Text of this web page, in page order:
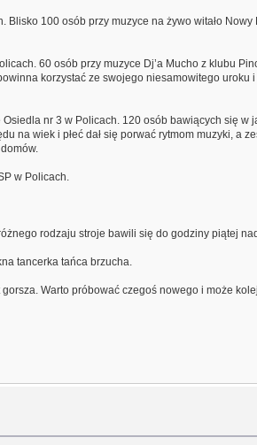
100 osób przy muzyce na żywo witało
60 osób przy muzyce Dj’a Mucho z klubu
korzystać ze swojego niesamowitego
nr 3 w Policach. 120 osób bawiących się w
wiek i płeć dał się porwać rytmom muzyki, a
w Policach.
rodzaju stroje bawili się do godziny piątej
tancerka tańca brzucha.
Warto próbować czegoś nowego i może